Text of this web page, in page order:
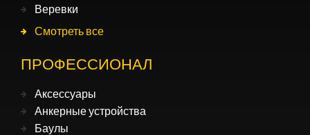
Веревки
Смотреть все
ПРОФЕССИОНАЛ
Аксессуары
Анкерные устройства
Баулы